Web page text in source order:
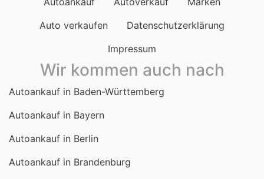
Auto verkaufen
Datenschutzerklärung
Impressum
Wir kommen auch nach
Autoankauf in Baden-Württemberg
Autoankauf in Bayern
Autoankauf in Berlin
Autoankauf in Brandenburg